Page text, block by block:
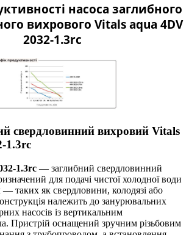
насоса заглибного
вихрового Vitals aqua 4DV
2032-1.3rc
свердловинний вихровий Vitals
1.3rc
1.3rc — заглибний свердловинний
для подачі чистої холодної води
— таких як свердловини, колодязі або
належить до занурювальних
насосів із вертикальним
Пристрій оснащений зручним різьбовим